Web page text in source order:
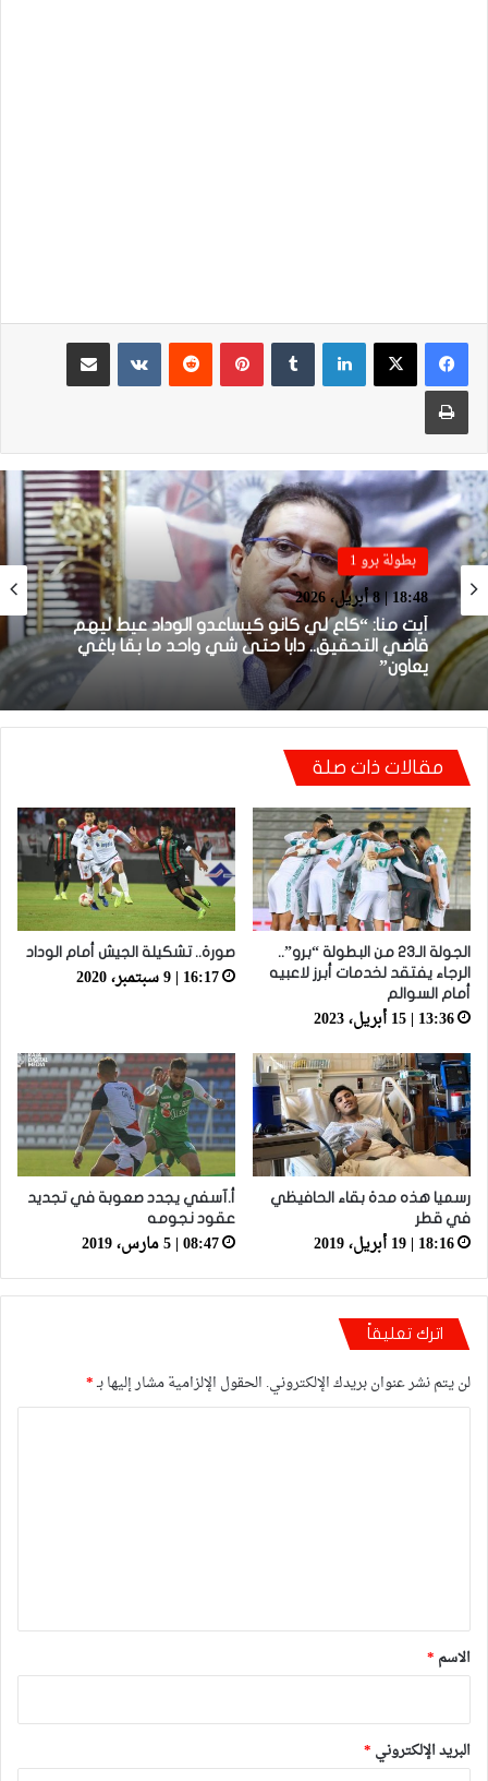
لينكدإن بينتيريست
مشاركة عبر البريد
طباعة
بطولة برو 1
18:48 | 8 أبريل، 2026
قاضي التحقيق.. دابا حتى شي واحد ما بقا باغي
يعاون”
بطولة برو 1
22:23 | 6 أبريل، 2026
توالي النتائج السلبية يلاحق الوداد الرياضي بعد
تعادل جديد أمام الدفاع الحسني الجديدي
مقالات ذات صلة
الجولة الـ23 من البطولة “برو”..
الرجاء يفتقد لخدمات أبرز لاعبيه
أمام السوالم
13:36 | 15 أبريل، 2023
صورة.. تشكيلة الجيش أمام الوداد
16:17 | 9 سبتمبر، 2020
رسميا هذه مدة بقاء الحافيظي
في قطر
18:16 | 19 أبريل، 2019
أ.آسفي يجدد صعوبة في تجديد
عقود نجومه
08:47 | 5 مارس، 2019
اترك تعليقاً
لن يتم نشر عنوان بريدك الإلكتروني. الحقول الإلزامية مشار إليها بـ*
*
الاسم *
البريد الإلكتروني *